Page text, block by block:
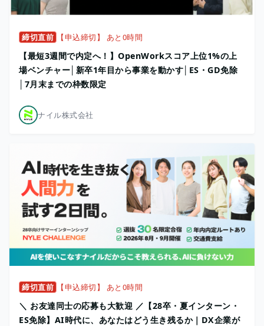
締切直前 【申込締切】 あと0時間
【最短3週間で内定へ！】OpenWorkスコア上位1%の上
場ベンチャー│新卒1年目から事業を動かす│ES・GD免除
│7月末までの枠数限定
ナイル株式会社
締切直前 【申込締切】 あと0時間
＼ お友達同士の応募も大歓迎 ／【28卒・夏インターン・
ES免除】AI時代に、あなたはどう生き残るか｜DX企業が